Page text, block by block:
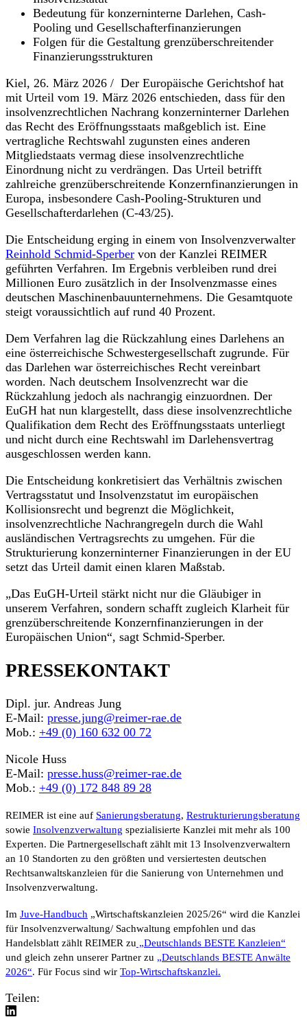
Bedeutung für konzerninterne Darlehen, Cash-
Pooling und Gesellschafterfinanzierungen
Folgen für die Gestaltung grenzüberschreitender
Finanzierungsstrukturen
Kiel, 26. März 2026 / Der Europäische Gerichtshof hat
mit Urteil vom 19. März 2026 entschieden, dass für den
insolvenzrechtlichen Nachrang konzerninterner Darlehen
das Recht des Eröffnungsstaats maßgeblich ist. Eine
vertragliche Rechtswahl zugunsten eines anderen
Mitgliedstaats vermag diese insolvenzrechtliche
Einordnung nicht zu verdrängen. Das Urteil betrifft
zahlreiche grenzüberschreitende Konzernfinanzierungen in
Europa, insbesondere Cash-Pooling-Strukturen und
Gesellschafterdarlehen (C-43/25).
Die Entscheidung erging in einem von Insolvenzverwalter
Reinhold Schmid-Sperber von der Kanzlei REIMER
geführten Verfahren. Im Ergebnis verbleiben rund drei
Millionen Euro zusätzlich in der Insolvenzmasse eines
deutschen Maschinenbauunternehmens. Die Gesamtquote
steigt voraussichtlich auf rund 40 Prozent.
Dem Verfahren lag die Rückzahlung eines Darlehens an
eine österreichische Schwestergesellschaft zugrunde. Für
das Darlehen war österreichisches Recht vereinbart
worden. Nach deutschem Insolvenzrecht war die
Rückzahlung jedoch als nachrangig einzuordnen. Der
EuGH hat nun klargestellt, dass diese insolvenzrechtliche
Qualifikation dem Recht des Eröffnungsstaats unterliegt
und nicht durch eine Rechtswahl im Darlehensvertrag
ausgeschlossen werden kann.
Die Entscheidung konkretisiert das Verhältnis zwischen
Vertragsstatut und Insolvenzstatut im europäischen
Kollisionsrecht und begrenzt die Möglichkeit,
insolvenzrechtliche Nachrangregeln durch die Wahl
ausländischen Vertragsrechts zu umgehen. Für die
Strukturierung konzerninterner Finanzierungen in der EU
setzt das Urteil damit einen klaren Maßstab.
„Das EuGH-Urteil stärkt nicht nur die Gläubiger in
unserem Verfahren, sondern schafft zugleich Klarheit für
grenzüberschreitende Konzernfinanzierungen in der
Europäischen Union“, sagt Schmid-Sperber.
PRESSEKONTAKT
Dipl. jur. Andreas Jung
E-Mail: presse.jung@reimer-rae.de
Mob.: +49 (0) 160 632 00 72
Nicole Huss
E-Mail: presse.huss@reimer-rae.de
Mob.: +49 (0) 172 848 89 28
REIMER ist eine auf Sanierungsberatung, Restrukturierungsberatung
sowie Insolvenzverwaltung spezialisierte Kanzlei mit mehr als 100
Experten. Die Partnergesellschaft zählt mit 13 Insolvenzverwaltern
an 10 Standorten zu den größten und versiertesten deutschen
Rechtsanwaltskanzleien für die Sanierung von Unternehmen und
Insolvenzverwaltung.
Im Juve-Handbuch „Wirtschaftskanzleien 2025/26“ wird die Kanzlei
für Insolvenzverwaltung/ Sachwaltung empfohlen und das
Handelsblatt zählt REIMER zu „Deutschlands BESTE Kanzleien“
und gleich zehn unserer Partner zu „Deutschlands BESTE Anwälte
2026“. Für Focus sind wir Top-Wirtschaftskanzlei.
Teilen: